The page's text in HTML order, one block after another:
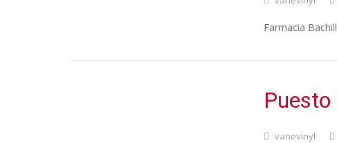
Farmacia
vanevinyl